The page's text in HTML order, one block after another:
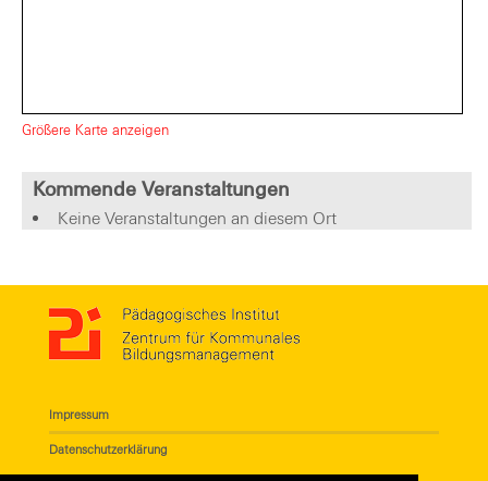
Größere Karte anzeigen
Kommende Veranstaltungen
Keine Veranstaltungen an diesem Ort
Impressum
Datenschutzerklärung